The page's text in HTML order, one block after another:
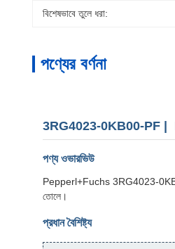
বিশেষভাবে তুলে ধরা:
পণ্যের বর্ণনা
3RG4023-0KB00-PF |
পণ্য ওভারভিউ
Pepperl+Fuchs 3RG4023-0KB00-PF
তোলে।
প্রধান বৈশিষ্ট্য